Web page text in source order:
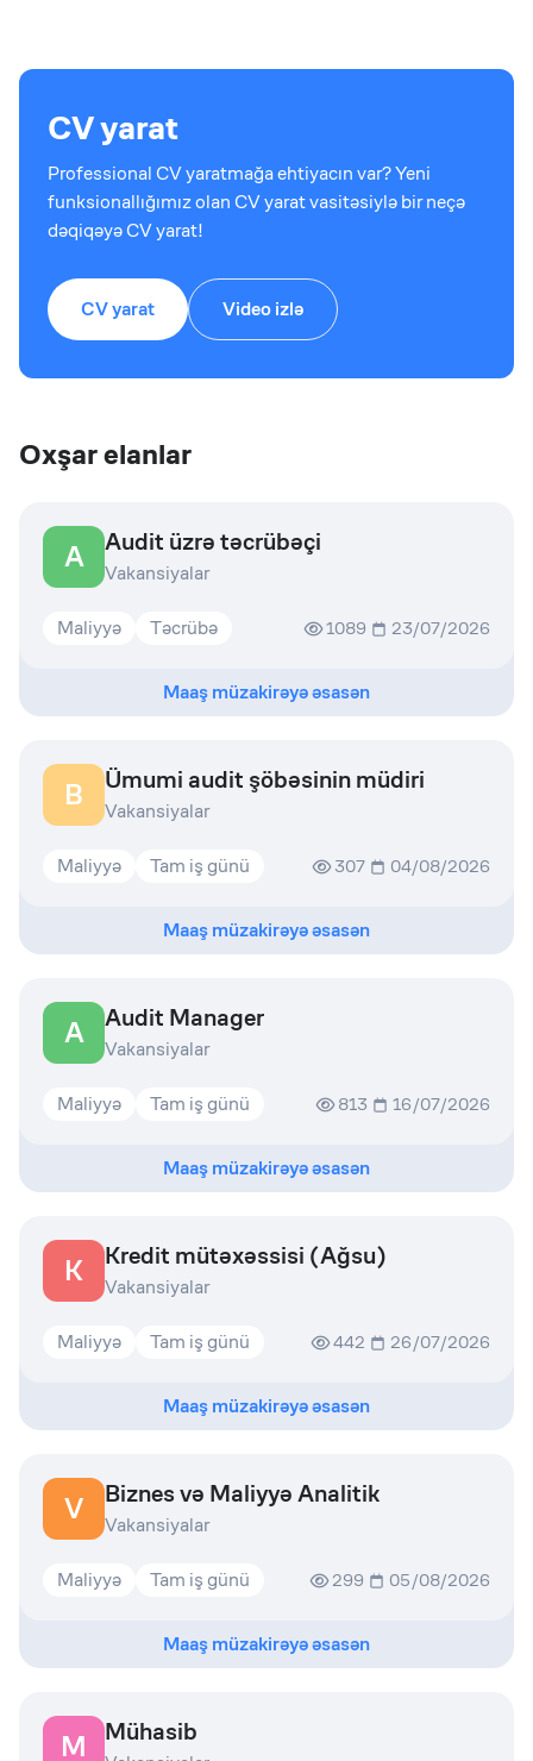
CV yarat
Professional CV yaratmağa ehtiyacın var? Yeni
funksionallığımız olan CV yarat vasitəsiylə bir neçə
dəqiqəyə CV yarat!
CV yarat Video izlə
Oxşar elanlar
A Audit üzrə təcrübəçi
Vakansiyalar
Maliyyə Təcrübə 1089 23/07/2026
Maaş müzakirəyə əsasən
B Ümumi audit şöbəsinin müdiri
Vakansiyalar
Maliyyə Tam iş günü 307 04/08/2026
Maaş müzakirəyə əsasən
A Audit Manager
Vakansiyalar
Maliyyə Tam iş günü 813 16/07/2026
Maaş müzakirəyə əsasən
K Kredit mütəxəssisi (Ağsu)
Vakansiyalar
Maliyyə Tam iş günü 442 26/07/2026
Maaş müzakirəyə əsasən
V Biznes və Maliyyə Analitik
Vakansiyalar
Maliyyə Tam iş günü 299 05/08/2026
Maaş müzakirəyə əsasən
M Mühasib